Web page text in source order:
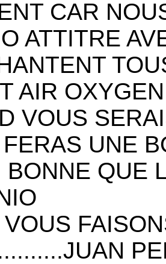
CAR
ATTITRE
AIR
VOUS
UNE
BONNE QUE